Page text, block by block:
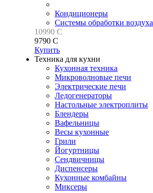
Кондиционеры
Системы обработки воздуха
10990 C
9790 C
Купить
Техника для кухни
Кухонная техника
Микроволновые печи
Электрические печи
Ледогенераторы
Настольные электроплиты
Блендеры
Вафельницы
Весы кухонные
Грили
Йогуртницы
Сендвичницы
Диспенсеры
Кухонные комбайны
Миксеры